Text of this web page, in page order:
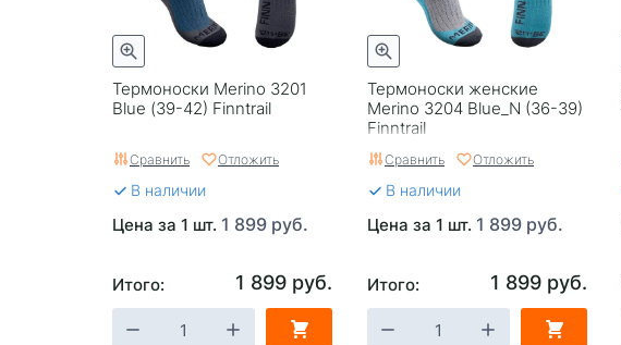
Термоноски Merino 3201
Blue (39-42) Finntrail
Сравнить Отложить
В наличии
Цена за 1 шт. 1 899 руб.
Итого: 1 899 руб.
Термоноски женские
Merino 3204 Blue_N (36-39)
Finntrail
Сравнить Отложить
В наличии
Цена за 1 шт. 1 899 руб.
Итого: 1 899 руб.